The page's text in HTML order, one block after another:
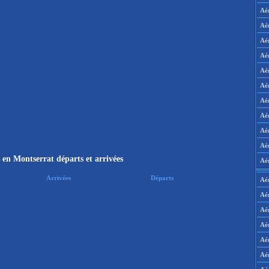
en Montserrat départs et arrivées
Arrivées Départs